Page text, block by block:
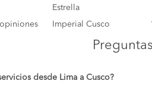
Estrella
Imperial Cusco
Preguntas
desde Lima a Cusco?